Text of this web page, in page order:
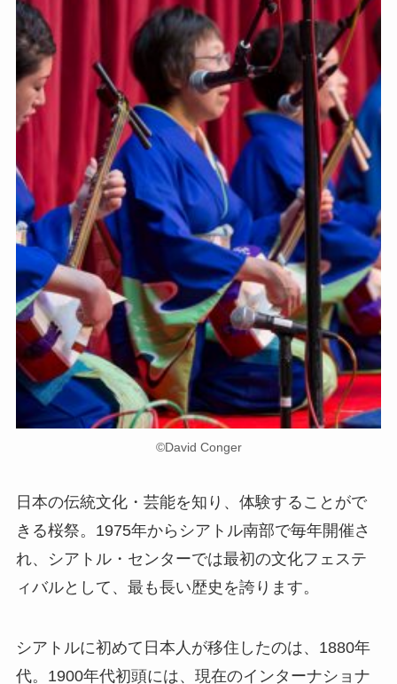
©David Conger
日本の伝統文化・芸能を知り、体験することがで
きる桜祭。1975年からシアトル南部で毎年開催さ
れ、シアトル・センターでは最初の文化フェステ
ィバルとして、最も長い歴史を誇ります。
シアトルに初めて日本人が移住したのは、1880年
代。1900年代初頭には、現在のインターナショナ